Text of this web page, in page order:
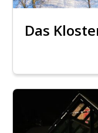
Das